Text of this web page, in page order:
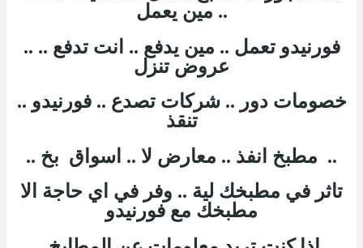
.. مين يعمل
.. فورنيدو تعمل .. مين يدفع .. انت تدفع ..
عروض تنزل
.. خصومات دور .. شركات تصدع .. فورنيدو
تنقذ
.. مطبخ انفذ .. معارض لا .. اسواق بخ ..
تاثر في مطبخك لية .. وفر في اي حاجة الا
مطبخك مع فورنيدو